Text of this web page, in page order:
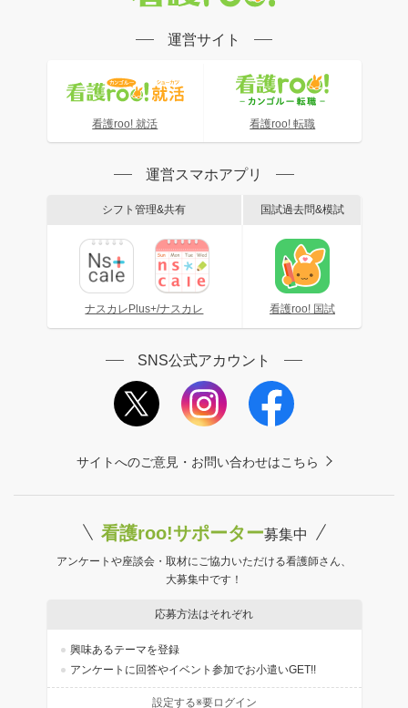
運営サイト
看護roo! 就活 看護roo! 転職
運営スマホアプリ
シフト管理&共有
ナスカレPlus+/ナスカレ
国試過去問&模試
看護roo! 国試
SNS公式アカウント
サイトへのご意見・お問い合わせはこちら
看護roo!サポーター募集中
アンケートや座談会・取材にご協力いただける看護師さん、
大募集中です！
応募方法はそれぞれ
興味あるテーマを登録
アンケートに回答やイベント参加でお小遣いGET!!
設定する※要ログイン